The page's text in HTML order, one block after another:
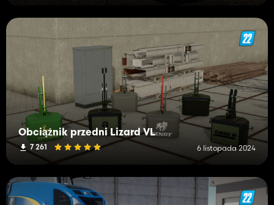
Obciążnik przedni Lizard VL
7 261 6 listopada 2024